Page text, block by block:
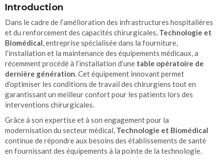
Introduction
Dans le cadre de l’amélioration des infrastructures hospitalières
et du renforcement des capacités chirurgicales, Technologie et
Biomédical, entreprise spécialisée dans la fourniture,
l’installation et la maintenance des équipements médicaux, a
récemment procédé à l’installation d’une table opératoire de
dernière génération. Cet équipement innovant permet
d’optimiser les conditions de travail des chirurgiens tout en
garantissant un meilleur confort pour les patients lors des
interventions chirurgicales.
Grâce à son expertise et à son engagement pour la
modernisation du secteur médical, Technologie et Biomédical
continue de répondre aux besoins des établissements de santé
en fournissant des équipements à la pointe de la technologie.